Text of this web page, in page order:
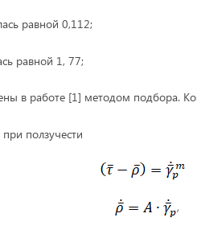
равной 0,112;
равной 1, 77;
в работе [1] методом подбора.
ползучести
,